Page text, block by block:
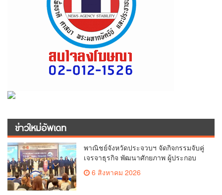
ข่าวใหม่อัพเดท
พาณิชย์จังหวัดประจวบฯ จัดกิจกรรมจับคู่
เจรจาธุรกิจ พัฒนาศักยภาพ ผู้ประกอบ
การ ขยายช่องทางการค้า สู่การค้า
ระหว่างประเทศ
6 สิงหาคม 2026